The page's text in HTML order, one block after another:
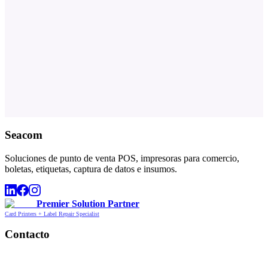
Seacom
Soluciones de punto de venta POS, impresoras para comercio,
boletas, etiquetas, captura de datos e insumos.
Premier Solution Partner
Card Printers + Label Repair Specialist
Contacto